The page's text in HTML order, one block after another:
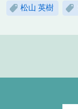
松山 英樹